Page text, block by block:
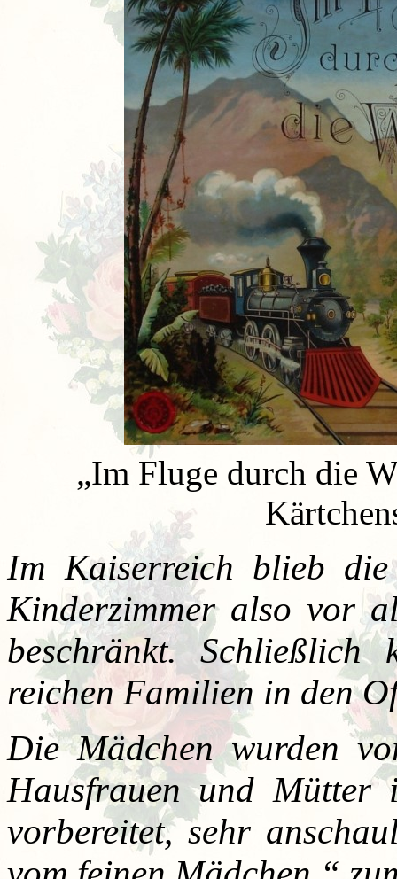
„Im Fluge durch die
Im Kaiserreich blieb
Kinderzimmer also vor
beschränkt.
reichen Familien in den
Die Mädchen wurden
Hausfrauen und Mütter
vorbereitet, sehr